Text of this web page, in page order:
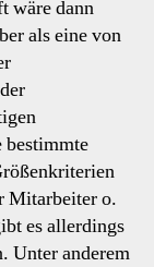
wäre dann
als eine von
bestimmte
Mitarbeiter o.
es allerdings
Unter anderem